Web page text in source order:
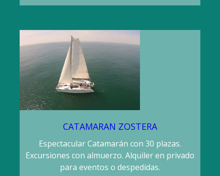
CATAMARAN ZOSTERA
Espectacular Catamarán con 30 plazas.
Excursiones con almuerzo. Alquiler en privado
para eventos o despedidas.